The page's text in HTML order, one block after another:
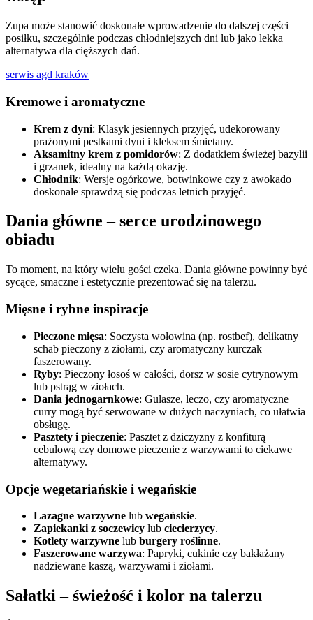
Zupa może stanowić doskonałe wprowadzenie do dalszej części
posiłku, szczególnie podczas chłodniejszych dni lub jako lekka
alternatywa dla cięższych dań.
serwis agd kraków
Kremowe i aromatyczne
Krem z dyni: Klasyk jesiennych przyjęć, udekorowany
prażonymi pestkami dyni i kleksem śmietany.
Aksamitny krem z pomidorów: Z dodatkiem świeżej bazylii
i grzanek, idealny na każdą okazję.
Chłodnik: Wersje ogórkowe, botwinkowe czy z awokado
doskonale sprawdzą się podczas letnich przyjęć.
Dania główne – serce urodzinowego
obiadu
To moment, na który wielu gości czeka. Dania główne powinny być
sycące, smaczne i estetycznie prezentować się na talerzu.
Mięsne i rybne inspiracje
Pieczone mięsa: Soczysta wołowina (np. rostbef), delikatny
schab pieczony z ziołami, czy aromatyczny kurczak
faszerowany.
Ryby: Pieczony łosoś w całości, dorsz w sosie cytrynowym
lub pstrąg w ziołach.
Dania jednogarnkowe: Gulasze, leczo, czy aromatyczne
curry mogą być serwowane w dużych naczyniach, co ułatwia
obsługę.
Pasztety i pieczenie: Pasztet z dziczyzny z konfiturą
cebulową czy domowe pieczenie z warzywami to ciekawe
alternatywy.
Opcje wegetariańskie i wegańskie
Lazagne warzywne lub wegańskie.
Zapiekanki z soczewicy lub ciecierzycy.
Kotlety warzywne lub burgery roślinne.
Faszerowane warzywa: Papryki, cukinie czy bakłażany
nadziewane kaszą, warzywami i ziołami.
Sałatki – świeżość i kolor na talerzu